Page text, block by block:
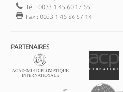
Tél : 0033 1 45 60 17 65
Fax : 0033 1 46 86 57 14
PARTENAIRES